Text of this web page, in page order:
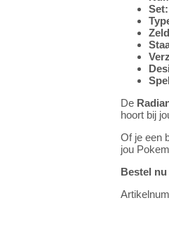
Set:
De
hoort bij
Of je een
jou
Bestel